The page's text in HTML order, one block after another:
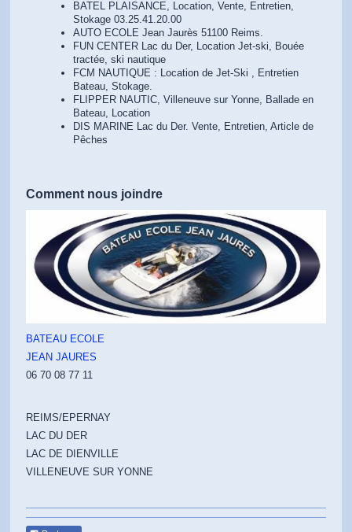
BATEL PLAISANCE, Location, Vente, Entretien,
Stokage 03.25.41.20.00
AUTO ECOLE Jean Jaurès 51100 Reims.
FUN CENTER Lac du Der, Location Jet-ski, Bouée
tractée, ski nautique
FCM NAUTIQUE : Location de Jet-Ski , Entretien
Bateau, Stokage.
FLIPPER NAUTIC, Villeneuve sur Yonne, Ballade en
Bateau, Location
DIS MARINE Lac du Der. Vente, Entretien, Article de
Pêches
Comment nous joindre
BATEAU ECOLE
JEAN JAURES
06 70 08 77 11
REIMS/EPERNAY
LAC DU DER
LAC DE DIENVILLE
VILLENEUVE SUR YONNE